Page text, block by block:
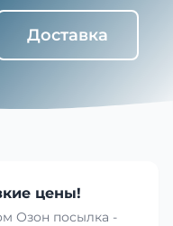
Доставка
цены!
Озон посылка -